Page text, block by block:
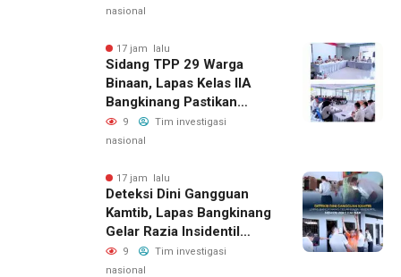
nasional
17 jam lalu
Sidang TPP 29 Warga
Binaan, Lapas Kelas IIA
Bangkinang Pastikan
Layanan Integrasi Gratis
Dan Transparan
9
Tim investigasi
nasional
17 jam lalu
Deteksi Dini Gangguan
Kamtib, Lapas Bangkinang
Gelar Razia Insidentil
Menuju Zero Halinar
9
Tim investigasi
nasional